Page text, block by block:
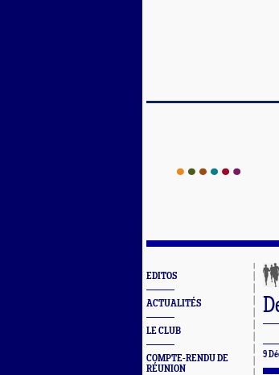
EDITOS
ACTUALITÉS
LE CLUB
COMPTE-RENDU DE
RÉUNION
9